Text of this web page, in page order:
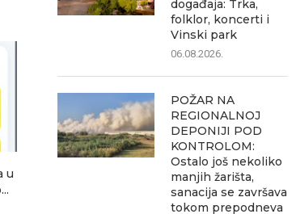
u
Avgust u Sremskoj Mitrovici
donosi četiri velika
POŽAR NA
događaja: Trka,
folklor, koncerti i
Vinski park
06.08.2026.
POŽAR NA
REGIONALNOJ
DEPONIJI POD
KONTROLOM:
Ostalo još nekoliko
manjih žarišta,
sanacija se završava
tokom prepodneva